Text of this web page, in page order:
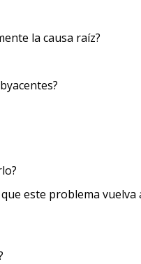
la causa raíz?
este problema vuelva